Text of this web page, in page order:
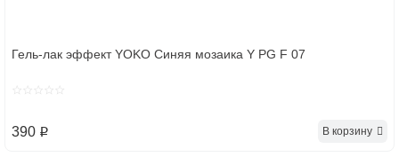
Гель-лак эффект YOKO Синяя мозаика Y PG F 07
390 p В корзину